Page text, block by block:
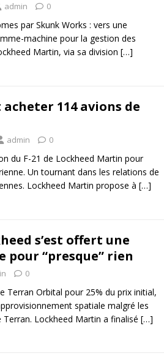
admin 0
par Skunk Works : vers une
machine pour la gestion des
Martin, via sa division […]
114 avions de
admin 0
du F-21 de Lockheed Martin pour
Un tournant dans les relations de
Lockheed Martin propose à […]
s’est offert une
pour “presque” rien
0
Terran Orbital pour 25% du prix initial,
spatiale malgré les
Lockheed Martin a finalisé […]